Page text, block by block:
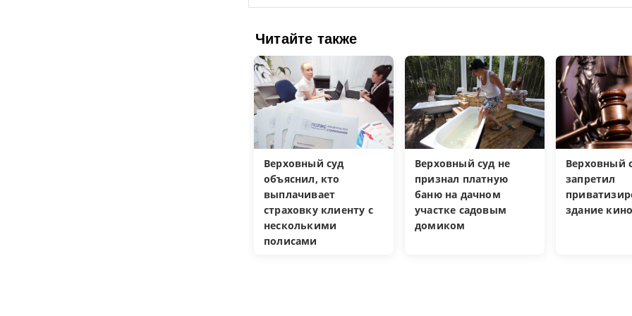
Читайте также
Верховный суд
объяснил, кто
выплачивает
страховку клиенту с
несколькими
полисами
Верховный суд не
признал платную
баню на дачном
участке садовым
домиком
Верховный
запретил
здание